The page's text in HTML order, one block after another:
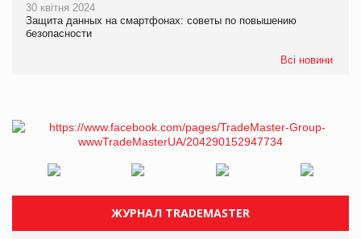
30 квітня 2024
Защита данных на смартфонах: советы по повышению
безопасности
Всі новини
ЖУРНАЛ TRADEMASTER